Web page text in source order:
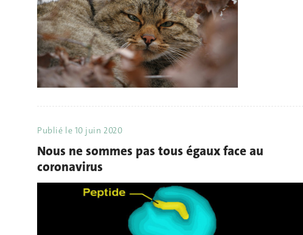
Publié le 10 juin 2020
Nous ne sommes pas tous égaux face au
coronavirus